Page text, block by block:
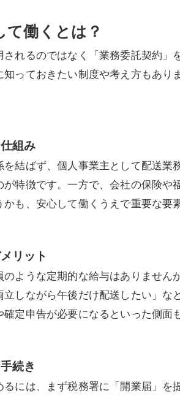
働くとは？
れるのではなく「業務委託契約
っておきたい制度や考え方もあ
組み
結ばず、個人事業主として配送
特徴です。一方で、会社の保険
も、安心して働くうえで重要な要
リット
ような定期的な給与はありませ
立しながら午後だけ配送したい」
定申告が必要になるといった側面
続き
には、まず税務署に「開業届」